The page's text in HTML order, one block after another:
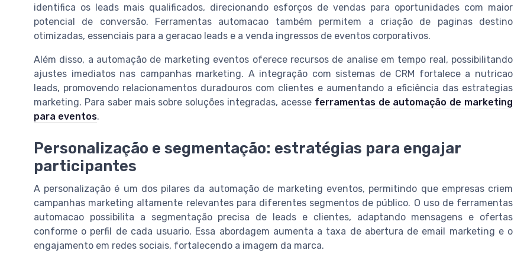
identifica os leads mais qualificados, direcionando esforços de vendas para oportunidades com maior
potencial de conversão. Ferramentas automacao também permitem a criação de paginas destino
otimizadas, essenciais para a geracao leads e a venda ingressos de eventos corporativos.
Além disso, a automação de marketing eventos oferece recursos de analise em tempo real, possibilitando
ajustes imediatos nas campanhas marketing. A integração com sistemas de CRM fortalece a nutricao
leads, promovendo relacionamentos duradouros com clientes e aumentando a eficiência das estrategias
marketing. Para saber mais sobre soluções integradas, acesse ferramentas de automação de marketing
para eventos.
Personalização e segmentação: estratégias para engajar
participantes
A personalização é um dos pilares da automação de marketing eventos, permitindo que empresas criem
campanhas marketing altamente relevantes para diferentes segmentos de público. O uso de ferramentas
automacao possibilita a segmentação precisa de leads e clientes, adaptando mensagens e ofertas
conforme o perfil de cada usuario. Essa abordagem aumenta a taxa de abertura de email marketing e o
engajamento em redes sociais, fortalecendo a imagem da marca.